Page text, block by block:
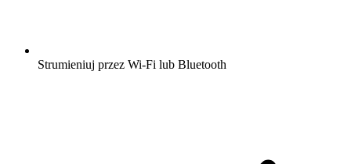
Strumieniuj przez Wi-Fi lub Bluetooth